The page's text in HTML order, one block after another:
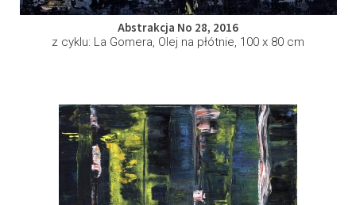
Abstrakcja No 28, 2016
z cyklu: La Gomera, Olej na płótnie, 100 x 80 cm